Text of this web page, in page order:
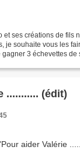
et ses créations de fils
je souhaite vous les
3 échevettes de
........... (édit)